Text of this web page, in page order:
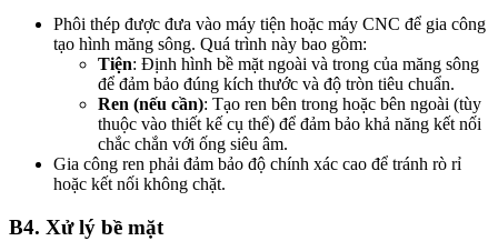
Phôi thép được đưa vào máy tiện hoặc máy CNC để gia công
tạo hình măng sông. Quá trình này bao gồm:
Tiện: Định hình bề mặt ngoài và trong của măng sông
để đảm bảo đúng kích thước và độ tròn tiêu chuẩn.
Ren (nếu cần): Tạo ren bên trong hoặc bên ngoài (tùy
thuộc vào thiết kế cụ thể) để đảm bảo khả năng kết nối
chắc chắn với ống siêu âm.
Gia công ren phải đảm bảo độ chính xác cao để tránh rò rỉ
hoặc kết nối không chặt.
B4. Xử lý bề mặt